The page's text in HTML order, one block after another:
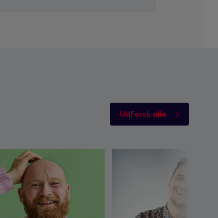
Udforsk alle